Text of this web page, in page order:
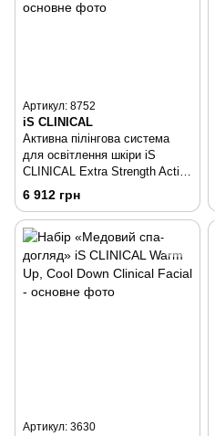
Артикул: 8752
iS CLINICAL
Активна пілінгова система
для освітлення шкіри iS
CLINICAL Extra Strength Active
Peel Brightening System
6 912 грн
Артикул: 3630